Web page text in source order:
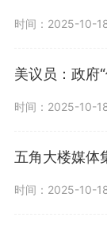
时间：2025-10-
美议员：政府
时间：2025-10-
五角大楼媒体
时间：2025-10-